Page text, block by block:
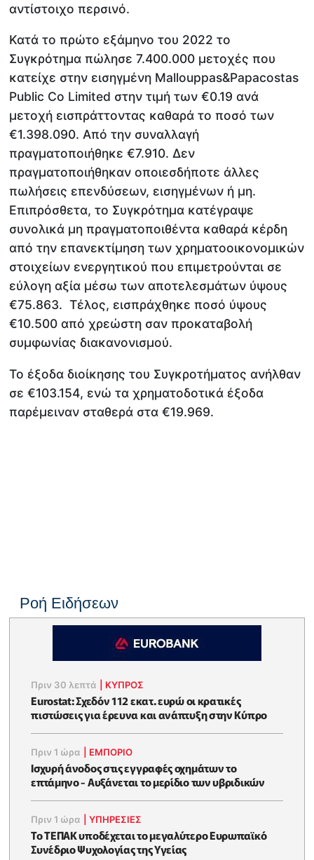
αντίστοιχο περσινό.
Κατά το πρώτο εξάμηνο του 2022 το
Συγκρότημα πώλησε 7.400.000 μετοχές που
κατείχε στην εισηγμένη Mallouppas&Papacostas
Public Co Limited στην τιμή των €0.19 ανά
μετοχή εισπράττοντας καθαρά το ποσό των
€1.398.090. Από την συναλλαγή
πραγματοποιήθηκε €7.910. Δεν
πραγματοποιήθηκαν οποιεσδήποτε άλλες
πωλήσεις επενδύσεων, εισηγμένων ή μη.
Επιπρόσθετα, το Συγκρότημα κατέγραψε
συνολικά μη πραγματοποιθέντα καθαρά κέρδη
από την επανεκτίμηση των χρηματοοικονομικών
στοιχείων ενεργητικού που επιμετρούνται σε
εύλογη αξία μέσω των αποτελεσμάτων ύψους
€75.863. Τέλος, εισπράχθηκε ποσό ύψους
€10.500 από χρεώστη σαν προκαταβολή
συμφωνίας διακανονισμού.
Το έξοδα διοίκησης του Συγκροτήματος ανήλθαν
σε €103.154, ενώ τα χρηματοδοτικά έξοδα
παρέμειναν σταθερά στα €19.969.
Ροή Ειδήσεων
Πριν 30 λεπτά ΚΥΠΡΟΣ
Eurostat: Σχεδόν 112 εκατ. ευρώ οι κρατικές
πιστώσεις για έρευνα και ανάπτυξη στην Κύπρο
Πριν 1 ώρα ΕΜΠΟΡΙΟ
Ισχυρή άνοδος στις εγγραφές οχημάτων το
επτάμηνο - Αυξάνεται το μερίδιο των υβριδικών
Πριν 1 ώρα |ΥΠΗΡΕΣΙΕΣ
Το ΤΕΠΑΚ υποδέχεται το μεγαλύτερο Ευρωπαϊκό
Συνέδριο Ψυχολογίας της Υγείας